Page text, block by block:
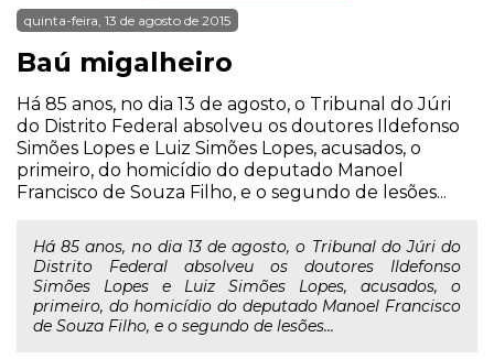
quinta-feira, 13 de agosto de 2015
Baú migalheiro
Há 85 anos, no dia 13 de agosto, o Tribunal do Júri
do Distrito Federal absolveu os doutores Ildefonso
Simões Lopes e Luiz Simões Lopes, acusados, o
primeiro, do homicídio do deputado Manoel
Francisco de Souza Filho, e o segundo de lesões...
Há 85 anos, no dia 13 de agosto, o Tribunal do Júri do
Distrito Federal absolveu os doutores Ildefonso
Simões Lopes e Luiz Simões Lopes, acusados, o
primeiro, do homicídio do deputado Manoel Francisco
de Souza Filho, e o segundo de lesões...